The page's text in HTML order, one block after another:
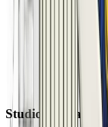
Studio Virtuale